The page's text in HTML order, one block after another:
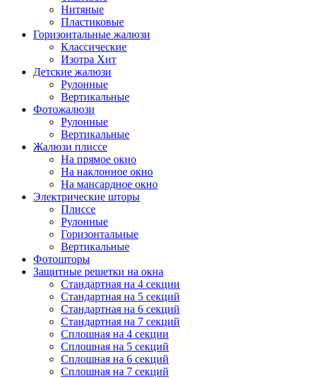
Нитяные
Пластиковые
Горизонтальные жалюзи
Классические
Изотра Хит
Детские жалюзи
Рулонные
Вертикальные
Фотожалюзи
Рулонные
Вертикальные
Жалюзи плиссе
На прямое окно
На наклонное окно
На мансардное окно
Электрические шторы
Плиссе
Рулонные
Горизонтальные
Вертикальные
Фотошторы
Защитные решетки на окна
Стандартная на 4 секции
Стандартная на 5 секций
Стандартная на 6 секций
Стандартная на 7 секций
Сплошная на 4 секции
Сплошная на 5 секций
Сплошная на 6 секций
Сплошная на 7 секций